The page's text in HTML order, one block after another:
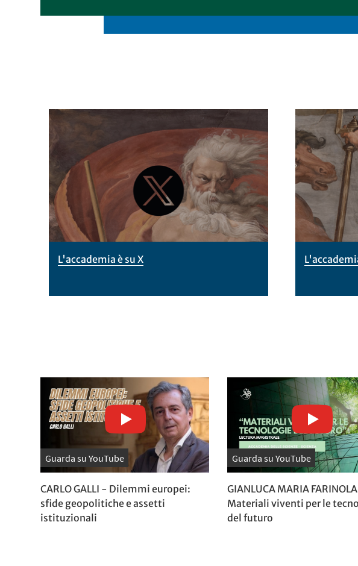
L'accademia è su X
Guarda su YouTube
CARLO GALLI - Dilemmi europei:
sfide geopolitiche e assetti
istituzionali
Guarda su YouTube
GIANLUCA MARIA
Materiali viventi per le
del futuro